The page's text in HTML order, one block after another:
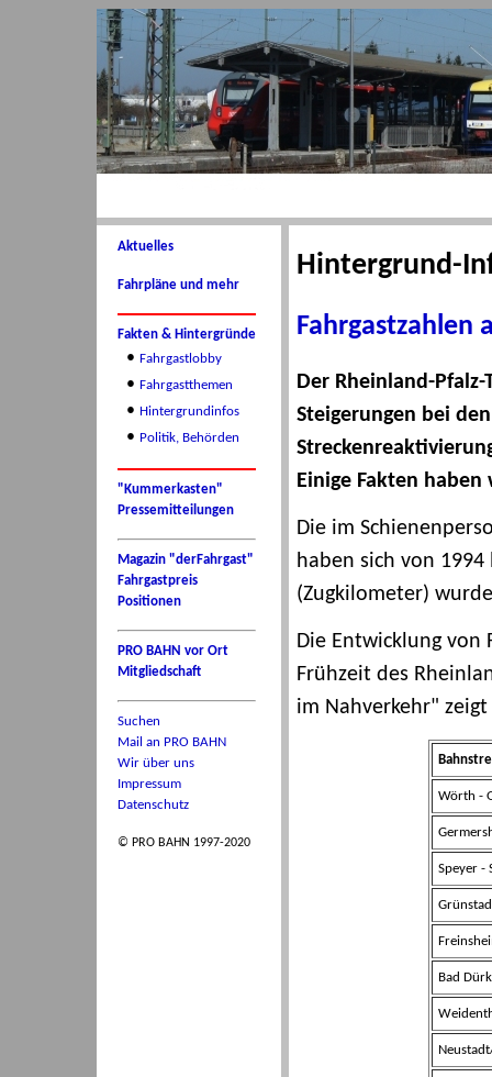
Aktuelles
Fahrpläne und mehr
Fakten & Hintergründe
• Fahrgastlobby
• Fahrgastthemen
• Hintergrundinfos
• Politik, Behörden
"Kummerkasten"
Pressemitteilungen
Magazin "derFahrgast"
Fahrgastpreis
Positionen
PRO BAHN vor Ort
Mitgliedschaft
Suchen
Mail an PRO BAHN
Wir über uns
Impressum
Datenschutz
© PRO BAHN 1997-2020
Hintergrund-
Fahrgastzahlen
Der Rheinland-
Steigerungen bei
Einige Fakten haben
Die im
haben sich von
(Zugkilometer)
Die Entwicklung von
Frühzeit des
im Nahverkehr"
Wörth -
Speyer -
Bad